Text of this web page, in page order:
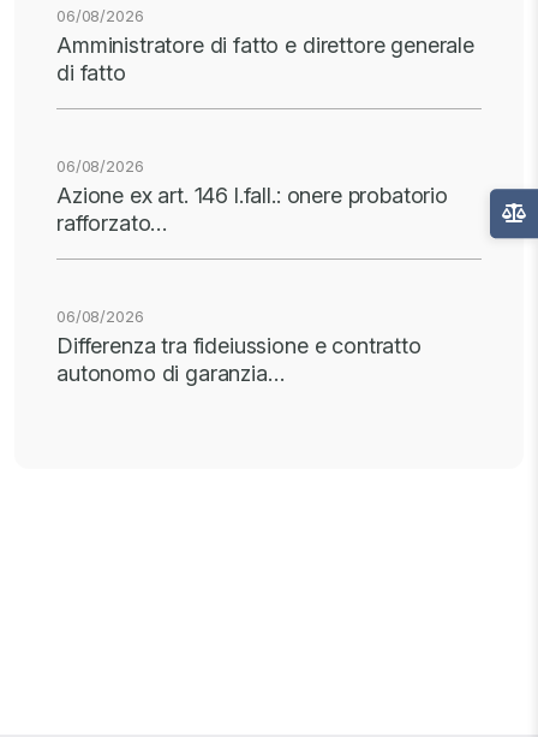
06/08/2026
Amministratore di fatto e direttore generale
di fatto
06/08/2026
Azione ex art. 146 l.fall.: onere probatorio
rafforzato…
06/08/2026
Differenza tra fideiussione e contratto
autonomo di garanzia…